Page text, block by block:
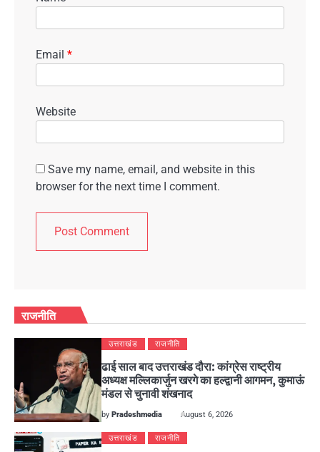
Email *
Website
Save my name, email, and website in this
browser for the next time I comment.
राजनीति
उत्तराखंड राजनीति
ढाई साल बाद उत्तराखंड दौरा: कांग्रेस राष्ट्रीय
अध्यक्ष मल्लिकार्जुन खरगे का हल्द्वानी आगमन, कुमाऊं
मंडल से चुनावी शंखनाद
byPradeshmedia August 6, 2026
उत्तराखंड राजनीति